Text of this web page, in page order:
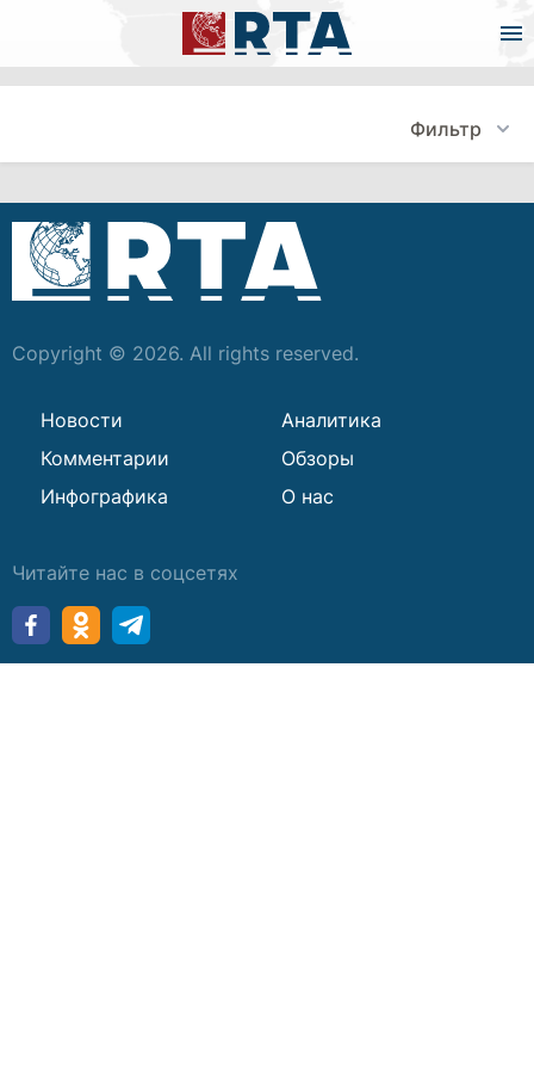
Фильтр
Copyright © 2026. All rights reserved.
Новости
Аналитика
Комментарии
Обзоры
Инфографика
О нас
Читайте нас в соцсетях